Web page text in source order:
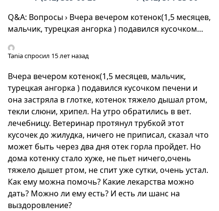
Q&A: Вопросы› Вчера вечером котенок(1,5 месяцев,
мальчик, турецкая ангорка ) подавился кусочком…
Taniaспросил 15 лет назад
Вчера вечером котенок(1,5 месяцев, мальчик,
турецкая ангорка ) подавился кусочком печени и
она застряла в глотке, котенок тяжело дышал ртом,
текли слюни, хрипел. На утро обратились в вет.
лечебницу. Ветеринар протянул трубкой этот
кусочек до жилудка, ничего не приписал, сказал что
может быть через два дня отек горла пройдет. Но
дома котенку стало хуже, не пьет ничего,очень
тяжело дышет ртом, не спит уже сутки, очень устал.
Как ему можна помочь? Какие лекарства можно
дать? Можно ли ему есть? И есть ли шанс на
выздоровление?